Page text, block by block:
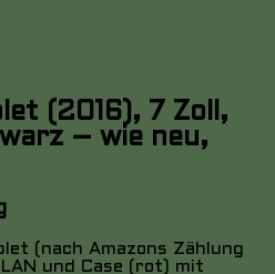
(2016), 7 Zoll,
– wie neu,
(nach Amazons Zählung
und Case (rot) mit